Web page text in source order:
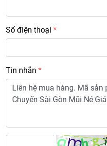
Số điện thoại
Tin nhắn